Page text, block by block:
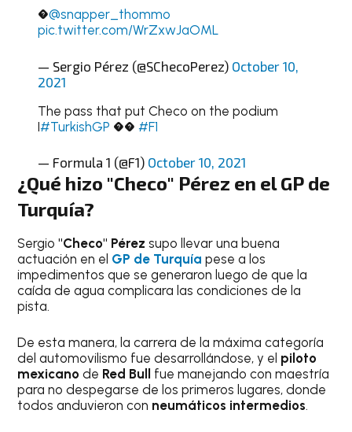
�@snapper_thommo
pic.twitter.com/WrZxwJaOML
— Sergio Pérez (@SChecoPerez) October 10,
2021
The pass that put Checo on the podium
I#TurkishGP �� #F1
— Formula 1 (@F1) October 10, 2021
¿Qué hizo "Checo" Pérez en el GP de
Turquía?
Sergio"Checo" Pérez supo llevar una buena
actuación en el GP de Turquía pese a los
impedimentos que se generaron luego de que la
caída de agua complicara las condiciones de la
pista.
De esta manera, la carrera de la máxima categoría
del automovilismo fue desarrollándose, y el piloto
mexicano de Red Bull fue manejando con maestría
para no despegarse de los primeros lugares, donde
todos anduvieron con neumáticos intermedios.